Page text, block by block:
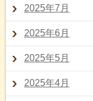
2025年7月
2025年6月
2025年5月
2025年4月